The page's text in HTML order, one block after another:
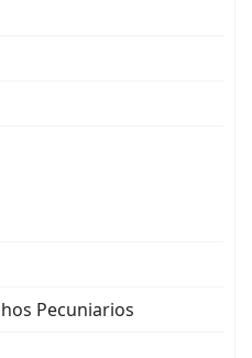
Pecuniarios